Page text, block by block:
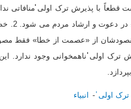
سبب
از «عصمت از خطا» فقط
اولی̍̍ ناهمخوانی وجود ندارد.
ترک اولی̍ انبیاء